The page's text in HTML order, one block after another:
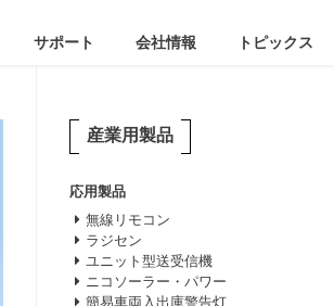
トピックス
会社情報
サポート
産業用製品
応用製品
無線リモコン
ラジセン
ユニット型送受信機
ニコソーラー・パワー
簡易車両入出庫警告灯